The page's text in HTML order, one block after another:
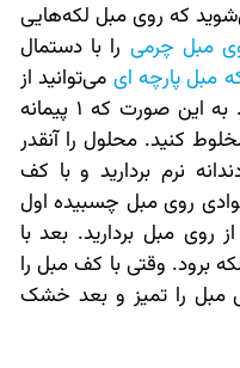
که روی مبل لکه‌هایی
مبل چرمی را با دستمال
مبل پارچه ای می‌توانید از
روش‌های مخصوص استفاده کنید. به این صورت که 1 پیمانه
4 پیمانه آب مخلوط کنید. محلول را آنقدر
نرم بردارید و با کف
روی مبل چسبیده اول
روی مبل بردارید. بعد با
برود. وقتی با کف مبل را
مبل را تمیز و بعد خشک